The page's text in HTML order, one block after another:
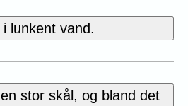
lunkent vand.
stor skål, og bland det